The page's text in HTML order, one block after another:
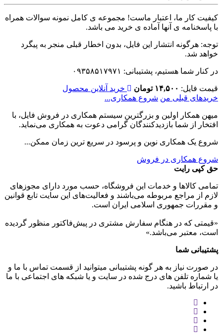
کیفیت کار ما، اعتبار ماست! مجموعه ی کامل نمونه سوالات همراه
با پاسخنامه ی آنها آماده ی خرید می باشد.
توجه: هرگونه انتشار این فایل، بدون اخطار قبلی منجر به پیگرد
خواهد شد.
در کنار شما هستیم، پشتیبانی: ۰۹۳۵۸۵۱۷۹۷۱
قیمت فایل: ۱۴,۵۰۰ تومان
خرید آنلاین محصول
خریدهای قبلی من شروع همکاری...
میهن همکار اولین و بزرگترین سیستم همکاری در فروش فایل، با
افتخار از شما بازدیدکنندگان گرامی دعوت به همکاری می‌نماید.
شروع یک همکاری نوین و پرسود در سریع ترین زمان ممکن...
شروع همکاری در فروش
حق کپی رایت
تمامی كالاها و خدمات اين فروشگاه، حسب مورد دارای مجوزهای
لازم از مراجع مربوطه می‌باشند و فعاليت‌های اين سايت تابع قوانين
و مقررات جمهوری اسلامی ايران است.
«قیمتی که در هنگام سفارش مشتری در پیش‌­فاکتور منظور گرديده
است، معتبر می‌باشد.»
پشتیبانی شما
در صورت نیاز به هر گونه پشتیبانی میتوانید از قسمت تماس با ما و
یا شماره تلفن های درج شده در سایت و یا شبکه های اجتماعی با ما
در ارتباط باشید.